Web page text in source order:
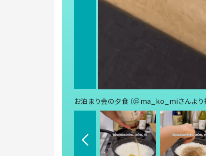
お泊まり会の夕食（＠ma_ko_miさんより